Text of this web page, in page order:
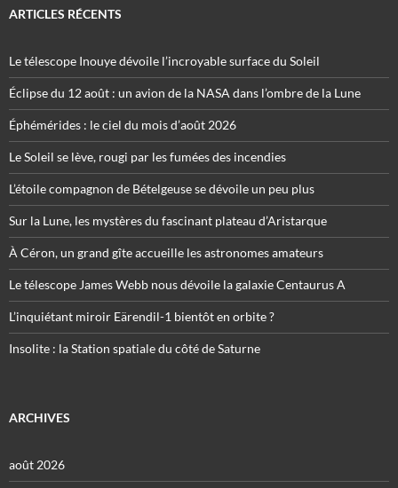
ARTICLES RÉCENTS
Le télescope Inouye dévoile l’incroyable surface du Soleil
Éclipse du 12 août : un avion de la NASA dans l’ombre de la Lune
Éphémérides : le ciel du mois d’août 2026
Le Soleil se lève, rougi par les fumées des incendies
L’étoile compagnon de Bételgeuse se dévoile un peu plus
Sur la Lune, les mystères du fascinant plateau d’Aristarque
À Céron, un grand gîte accueille les astronomes amateurs
Le télescope James Webb nous dévoile la galaxie Centaurus A
L’inquiétant miroir Eärendil-1 bientôt en orbite ?
Insolite : la Station spatiale du côté de Saturne
ARCHIVES
août 2026